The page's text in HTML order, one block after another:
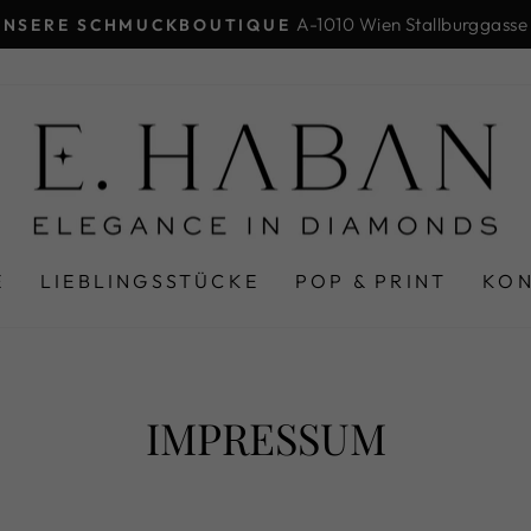
Pause
SCHMUCKBOUTIQUE A-1010 Wien
LIEBLINGSSTÜCKE POP & PRINT
IMPRESSUM